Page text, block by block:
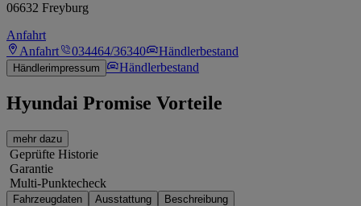
06632 Freyburg
Anfahrt
Anfahrt
034464/36340 Händlerbestand
Händlerimpressum Händlerbestand
Hyundai Promise Vorteile
mehr dazu
Geprüfte Historie
Garantie
Multi-Punktecheck
Fahrzeugdaten Ausstattung Beschreibung